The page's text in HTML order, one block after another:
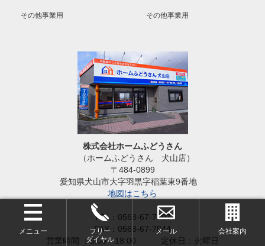
その他事業用 その他事業用
株式会社ホームふどうさん
（ホームふどうさん 犬山店）
〒484-0899
愛知県犬山市大字羽黒字稲葉東9番地
地図はこちら
TEL：0568-67-7707
FAX：0568-67-7044
営業時間 ：9:00～18:00 定休日：火曜日
メニュー
フリー
ダイヤル
メール 会社案内